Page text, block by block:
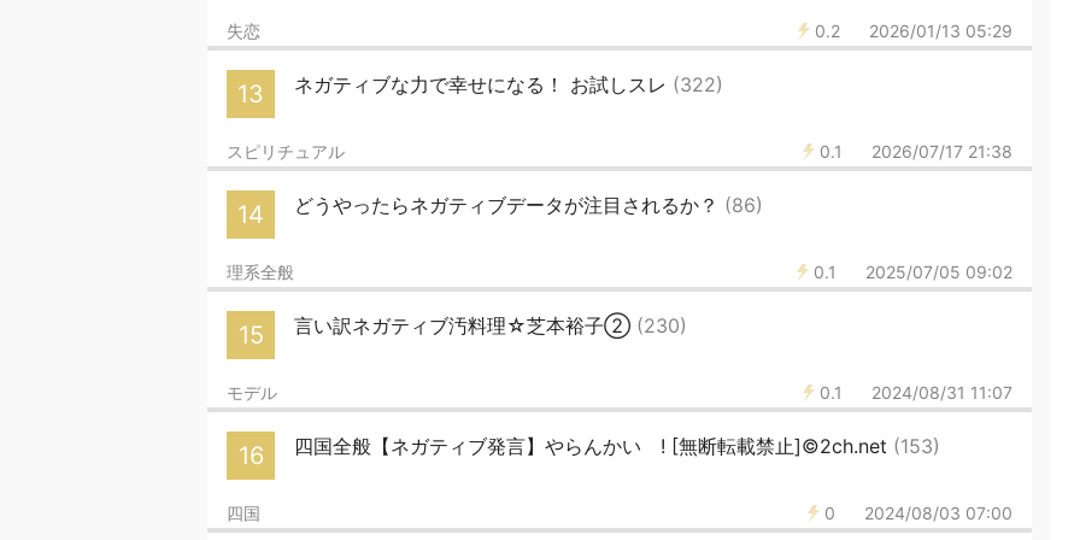
0.2 2026/01/13 05:29
失恋
13 ネガティブな力で幸せになる！ お試しスレ (322)
0.1 2026/07/17 21:38
スピリチュアル
14 どうやったらネガティブデータが注目されるか？ (86)
0.1 2025/07/05 09:02
理系全般
15 言い訳ネガティブ汚料理☆芝本裕子② (230)
0.1 2024/08/31 11:07
モデル
16 四国全般【ネガティブ発言】やらんかい ! [無断転載禁止]©2ch.net (153)
0 2024/08/03 07:00
四国